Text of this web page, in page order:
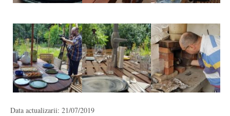
Data actualizarii: 21/07/2019